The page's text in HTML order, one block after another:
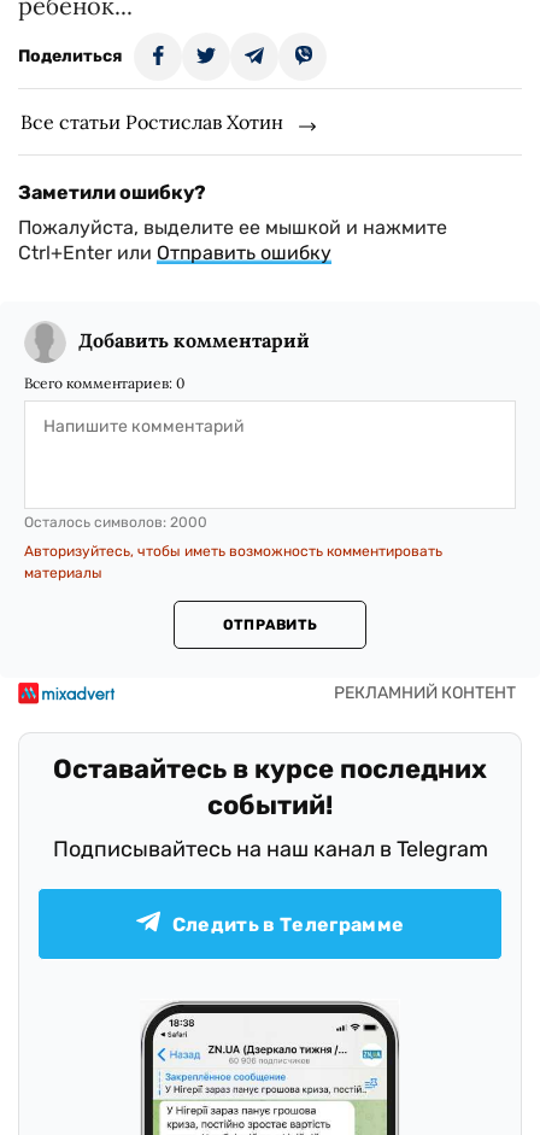
Поделиться
Все статьи Ростислав Хотин
Заметили ошибку?
Пожалуйста, выделите ее мышкой и нажмите
Ctrl+Enter или Отправить ошибку
Добавить комментарий
Всего комментариев: 0
Осталось символов: 2000
Авторизуйтесь, чтобы иметь возможность комментировать
материалы
ОТПРАВИТЬ
Оставайтесь в курсе последних
событий!
Подписывайтесь на наш канал в Telegram
Следить в Телеграмме